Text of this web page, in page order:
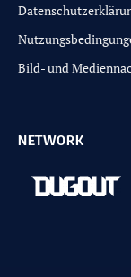
Bild- und
NETWORK